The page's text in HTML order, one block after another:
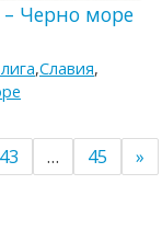
Черно море
,Славия,
43 … 45 »